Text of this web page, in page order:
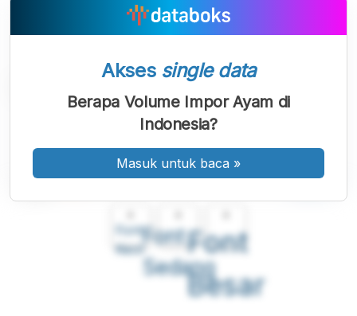
Font
Kecil
Font
Sedang
Font
Besar
Akses single data
Berapa Volume Impor Ayam di
Indonesia?
Masuk untuk baca »